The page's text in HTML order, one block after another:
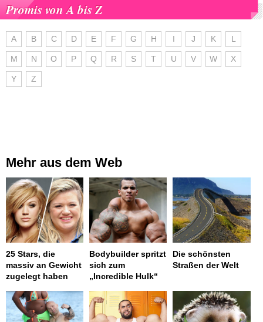
Promis von A bis Z
A B C D E F G H I J K L
M N O P Q R S T U V W X
Y Z
Mehr aus dem Web
25 Stars, die
massiv an Gewicht
zugelegt haben
Bodybuilder spritzt
sich zum
„Incredible Hulk“
Die schönsten
Straßen der Welt